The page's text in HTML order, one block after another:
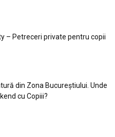
– Petreceri private pentru copii
din Zona Bucureştiului. Unde
cu Copiii?